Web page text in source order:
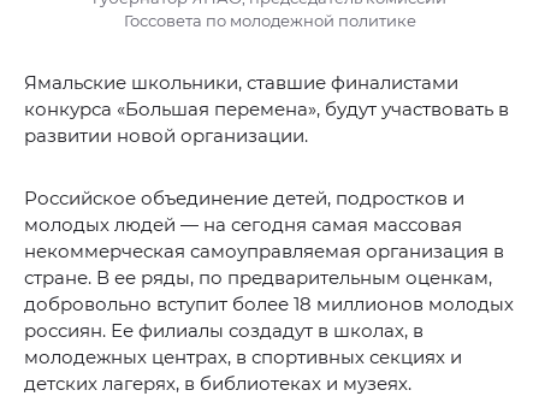
Госсовета по молодежной политике
Ямальские школьники, ставшие финалистами
конкурса «Большая перемена», будут участвовать в
развитии новой организации.
Российское объединение детей, подростков и
молодых людей — на сегодня самая массовая
некоммерческая самоуправляемая организация в
стране. В ее ряды, по предварительным оценкам,
добровольно вступит более 18 миллионов молодых
россиян. Ее филиалы создадут в школах, в
молодежных центрах, в спортивных секциях и
детских лагерях, в библиотеках и музеях.